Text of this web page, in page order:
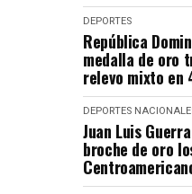
DEPORTES
República
medalla de oro
relevo mixto en
DEPORTES
Juan Luis
broche de oro